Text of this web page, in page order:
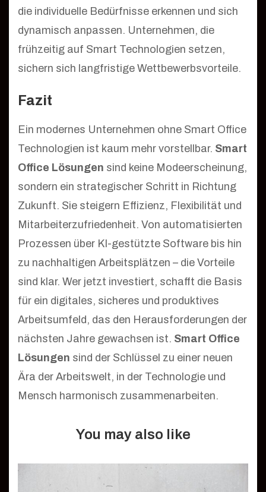
die individuelle Bedürfnisse erkennen und sich
dynamisch anpassen. Unternehmen, die
frühzeitig auf Smart Technologien setzen,
sichern sich langfristige Wettbewerbsvorteile.
Fazit
Ein modernes Unternehmen ohne Smart Office
Technologien ist kaum mehr vorstellbar. Smart
Office Lösungen sind keine Modeerscheinung,
sondern ein strategischer Schritt in Richtung
Zukunft. Sie steigern Effizienz, Flexibilität und
Mitarbeiterzufriedenheit. Von automatisierten
Prozessen über KI-gestützte Software bis hin
zu nachhaltigen Arbeitsplätzen – die Vorteile
sind klar. Wer jetzt investiert, schafft die Basis
für ein digitales, sicheres und produktives
Arbeitsumfeld, das den Herausforderungen der
nächsten Jahre gewachsen ist. Smart Office
Lösungen sind der Schlüssel zu einer neuen
Ära der Arbeitswelt, in der Technologie und
Mensch harmonisch zusammenarbeiten.
You may also like